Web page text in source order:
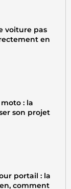
voiture pas
en
: la
son projet
portail : la
comment